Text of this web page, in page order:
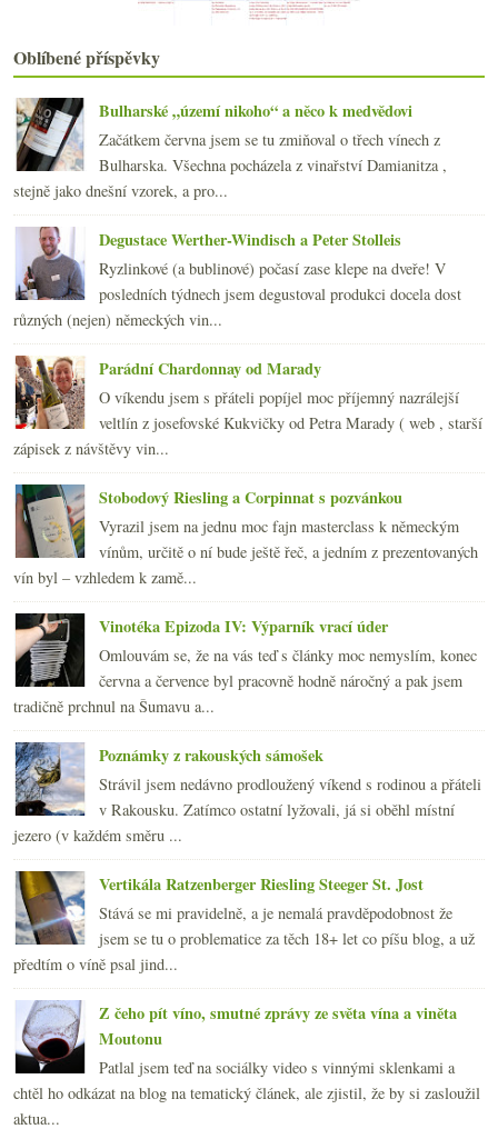
►2015(251)
2014(254)
►2013(249)
►2012(254)
► 2011(252)
►2010(249)
►2009(249)
2008 (270)
►2007(108)
Oblíbené příspěvky
Bulharské „území nikoho“ a něco k medvědovi
Začátkem června jsem se tu zmiňoval o třech vínech z
Bulharska. Všechna pocházela z vinařství Damianitza ,
stejně jako dnešní vzorek, a pro...
Degustace Werther-Windisch a Peter Stolleis
Ryzlinkové (a bublinové) počasí zase klepe na dveře! V
posledních týdnech jsem degustoval produkci docela dost
různých (nejen) německých vin...
Parádní Chardonnay od Marady
O víkendu jsem s přáteli popíjel moc příjemný nazrálejší
veltlín z josefovské Kukvičky od Petra Marady ( web , starší
zápisek z návštěvy vin...
Stobodový Riesling a Corpinnat s pozvánkou
Vyrazil jsem na jednu moc fajn masterclass k německým
vínům, určitě o ní bude ještě řeč, a jedním z prezentovaných
vín byl – vzhledem k zamě...
Vinotéka Epizoda IV: Výparník vrací úder
Omlouvám se, že na vás teď s články moc nemyslím, konec
června a července byl pracovně hodně náročný a pak jsem
tradičně prchnul na Šumavu a...
Poznámky z rakouských sámošek
Strávil jsem nedávno prodloužený víkend s rodinou a přáteli
v Rakousku. Zatímco ostatní lyžovali, já si oběhl místní
jezero (v každém směru ...
Vertikála Ratzenberger Riesling Steeger St. Jost
Stává se mi pravidelně, a je nemalá pravděpodobnost že
jsem se tu o problematice za těch 18+ let co píšu blog, a už
předtím o víně psal jind...
Z čeho pít víno, smutné zprávy ze světa vína a viněta
Moutonu
Patlal jsem teď na sociálky video s vinnými sklenkami a
chtěl ho odkázat na blog na tematický článek, ale zjistil, že by si zasloužil
aktua...